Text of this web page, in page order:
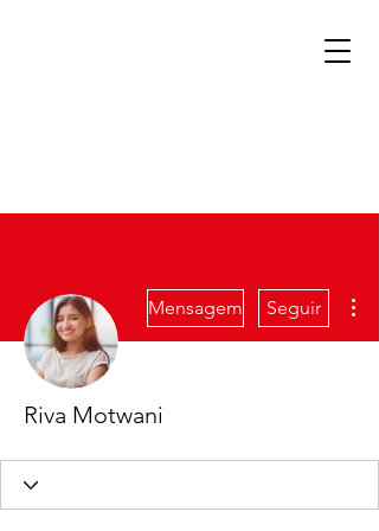
Mensagem Seguir
Riva Motwani